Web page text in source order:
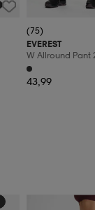
(75)
EVEREST
W Allround Pant
43,99